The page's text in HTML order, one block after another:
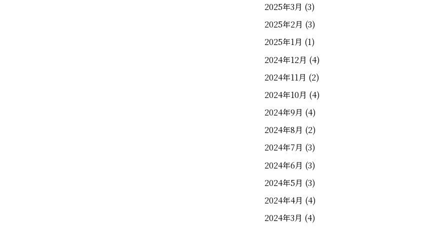
2025年3月 (3)
2025年2月 (3)
2025年1月 (1)
2024年12月 (4)
2024年11月 (2)
2024年10月 (4)
2024年9月 (4)
2024年8月 (2)
2024年7月 (3)
2024年6月 (3)
2024年5月 (3)
2024年4月 (4)
2024年3月 (4)